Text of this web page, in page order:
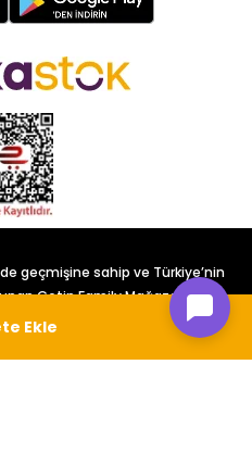
geçmişine sahip ve Türkiye’nin
Çetin Family Mağazacılık
kurulmuştur.